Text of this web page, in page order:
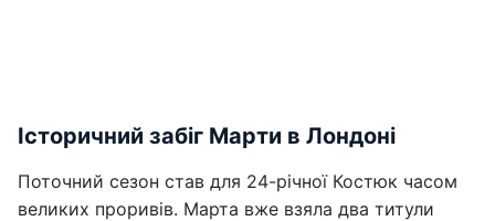
Історичний забіг Марти в Лондоні
Поточний сезон став для 24-річної Костюк часом
великих проривів. Марта вже взяла два титули